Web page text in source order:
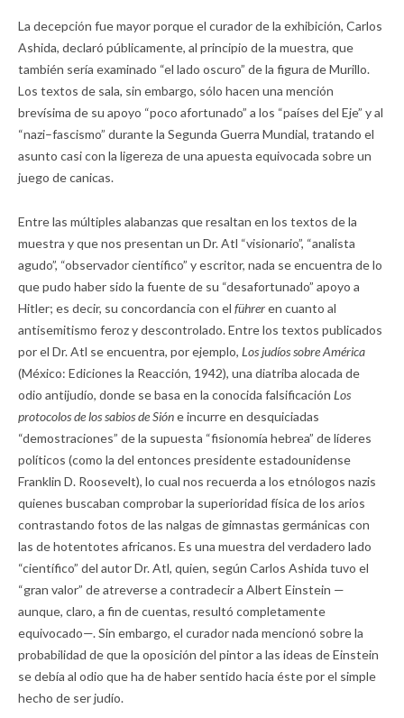
La decepción fue mayor porque el curador de la exhibición, Carlos
Ashida, declaró públicamente, al principio de la muestra, que
también sería examinado “el lado oscuro” de la figura de Murillo.
Los textos de sala, sin embargo, sólo hacen una mención
brevísima de su apoyo “poco afortunado” a los “países del Eje” y al
“nazi–fascismo” durante la Segunda Guerra Mundial, tratando el
asunto casi con la ligereza de una apuesta equivocada sobre un
juego de canicas.
Entre las múltiples alabanzas que resaltan en los textos de la
muestra y que nos presentan un Dr. Atl “visionario”, “analista
agudo”, “observador científico” y escritor, nada se encuentra de lo
que pudo haber sido la fuente de su “desafortunado” apoyo a
Hitler; es decir, su concordancia con el führeren cuanto al
antisemitismo feroz y descontrolado. Entre los textos publicados
por el Dr. Atl se encuentra, por ejemplo, Los judíos sobre América
(México: Ediciones la Reacción, 1942), una diatriba alocada de
odio antijudío, donde se basa en la conocida falsificación Los
protocolos de los sabios de Sióne incurre en desquiciadas
“demostraciones” de la supuesta “fisionomía hebrea” de líderes
políticos (como la del entonces presidente estadounidense
Franklin D. Roosevelt), lo cual nos recuerda a los etnólogos nazis
quienes buscaban comprobar la superioridad física de los arios
contrastando fotos de las nalgas de gimnastas germánicas con
las de hotentotes africanos. Es una muestra del verdadero lado
“científico” del autor Dr. Atl, quien, según Carlos Ashida tuvo el
“gran valor” de atreverse a contradecir a Albert Einstein —
aunque, claro, a fin de cuentas, resultó completamente
equivocado—. Sin embargo, el curador nada mencionó sobre la
probabilidad de que la oposición del pintor a las ideas de Einstein
se debía al odio que ha de haber sentido hacia éste por el simple
hecho de ser judío.